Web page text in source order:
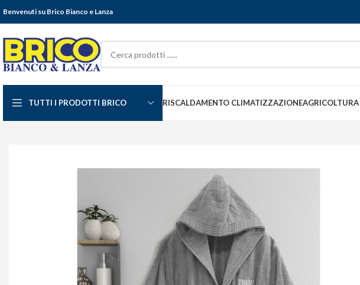
Benvenuti su Brico Bianco e Lanza
TUTTI I PRODOTTI BRICO RISCALDAMENTO CLIMATIZZAZIONEAGRICOLTURA